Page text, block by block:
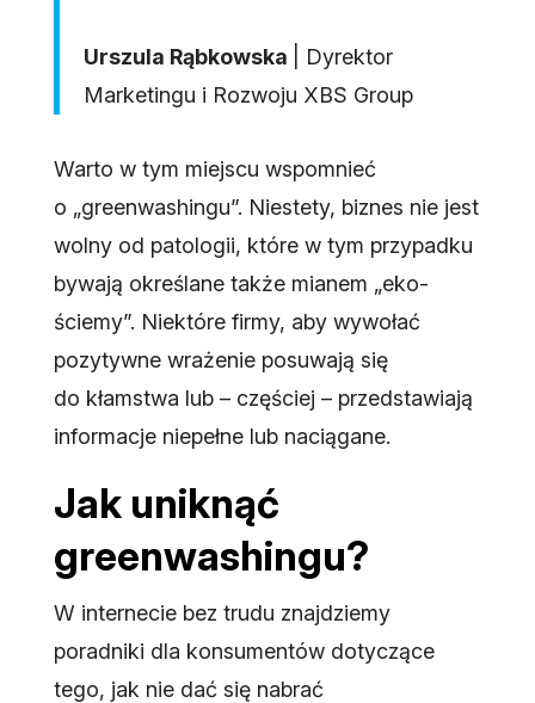
Urszula Rąbkowska
| Dyrektor
Marketingu i Rozwoju XBS Group
Warto w tym miejscu wspomnieć
o „greenwashingu”. Niestety, biznes nie jest
wolny od patologii, które w tym przypadku
bywają określane także mianem „eko-
ściemy”. Niektóre firmy, aby wywołać
pozytywne wrażenie posuwają się
do kłamstwa lub – częściej – przedstawiają
informacje niepełne lub naciągane.
Jak uniknąć
greenwashingu?
W internecie bez trudu znajdziemy
poradniki dla konsumentów dotyczące
tego, jak nie dać się nabrać